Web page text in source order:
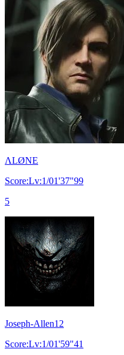
ΛLØNE
Score:Lv:1/01'37"99
5
Joseph-Allen12
Score:Lv:1/01'59"41